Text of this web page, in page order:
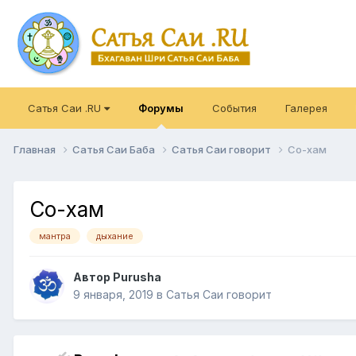
Сатья Саи .RU Форумы События Галерея
Главная Сатья Саи Баба Сатья Саи говорит Со-хам
Со-хам
мантра дыхание
Автор Purusha
9 января, 2019 в Сатья Саи говорит